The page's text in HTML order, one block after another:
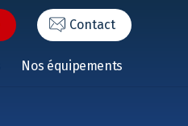
Contact
Nos équipements